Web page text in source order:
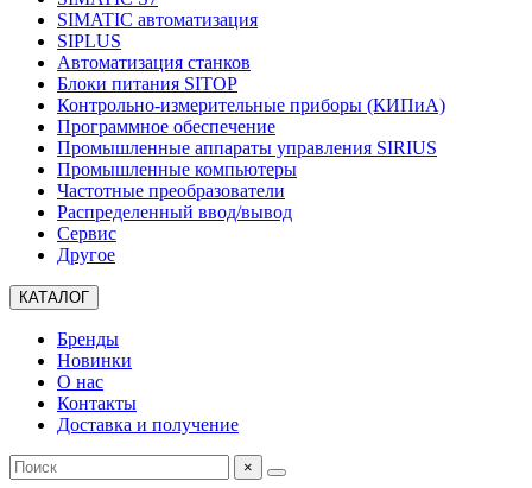
SIMATIC автоматизация
SIPLUS
Автоматизация станков
Блоки питания SITOP
Контрольно-измерительные приборы (КИПиА)
Программное обеспечение
Промышленные аппараты управления SIRIUS
Промышленные компьютеры
Частотные преобразователи
Распределенный ввод/вывод
Сервис
Другое
КАТАЛОГ
Бренды
Новинки
О нас
Контакты
Доставка и получение
×